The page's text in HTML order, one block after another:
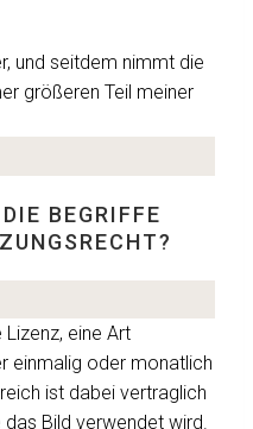
und seitdem nimmt die
größeren Teil meiner
BEGRIFFE
Lizenz, eine Art
einmalig oder monatlich
ist dabei vertraglich
Bild verwendet wird.